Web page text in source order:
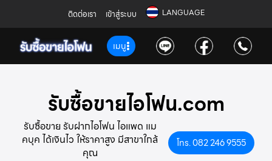
ติดต่อเรา เข้าสู่ระบบ LANGUAGE
เมนู
รับซื้อขายไอโฟน.com
รับซื้อขาย รับฝากไอโฟน ไอแพด แม
คบุค ได้เงินไว ให้ราคาสูง มีสาขาใกล้
คุณ
โทร. 082 246 9555